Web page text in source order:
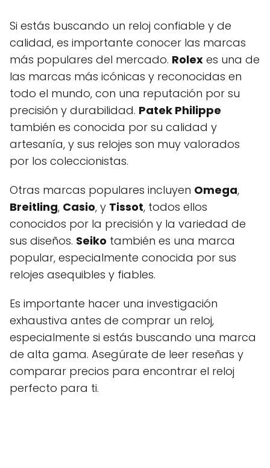
Si estás buscando un reloj confiable y de
calidad, es importante conocer las marcas
más populares del mercado. Rolex es una de
las marcas más icónicas y reconocidas en
todo el mundo, con una reputación por su
precisión y durabilidad. Patek Philippe
también es conocida por su calidad y
artesanía, y sus relojes son muy valorados
por los coleccionistas.
Otras marcas populares incluyen Omega,
Breitling, Casio, y Tissot, todos ellos
conocidos por la precisión y la variedad de
sus diseños. Seiko también es una marca
popular, especialmente conocida por sus
relojes asequibles y fiables.
Es importante hacer una investigación
exhaustiva antes de comprar un reloj,
especialmente si estás buscando una marca
de alta gama. Asegúrate de leer reseñas y
comparar precios para encontrar el reloj
perfecto para ti.